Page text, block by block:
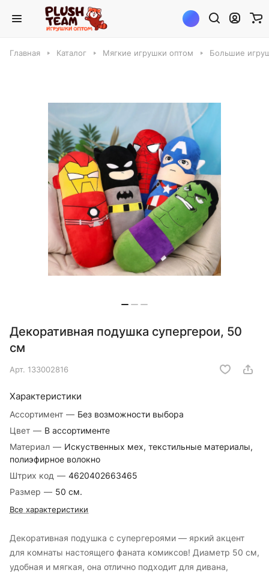
Главная Каталог Мягкие игрушки оптом Большие
Декоративная подушка супергерои, 50
см
Арт. 133002816
Характеристики
Ассортимент — Без возможности выбора
Цвет — В ассортименте
Материал — Искуственных мех, текстильные материалы,
полиэфирное волокно
Штрих код — 4620402663465
Размер — 50 см.
Все характеристики
Декоративная подушка с супергероями — яркий акцент
для комнаты настоящего фаната комиксов! Диаметр 50 см,
удобная и мягкая, она отлично подходит для дивана,